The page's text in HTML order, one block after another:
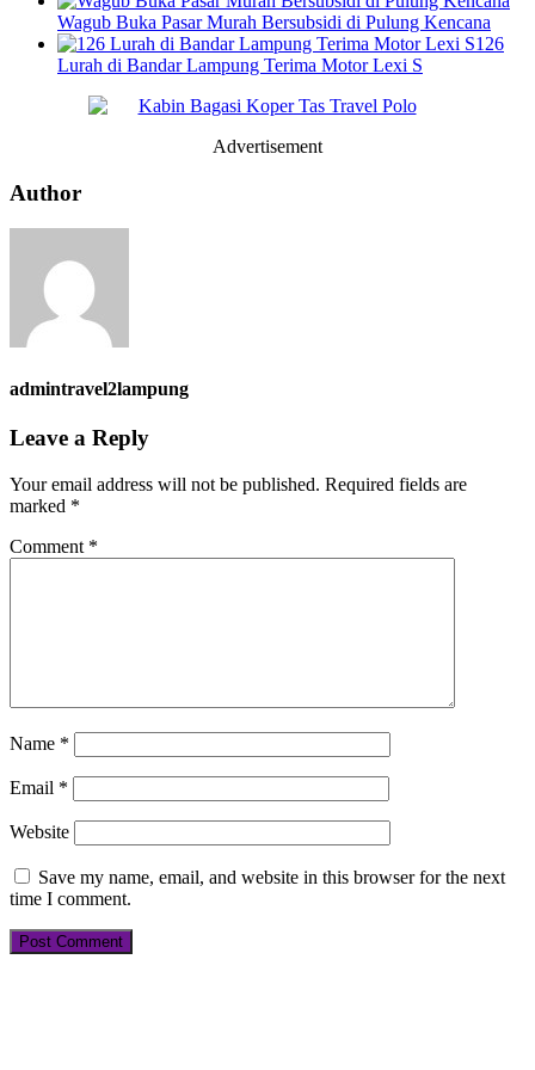
Wagub Buka Pasar Murah Bersubsidi di Pulung Kencana
126
Lurah di Bandar Lampung Terima Motor Lexi S
Advertisement
Author
admintravel2lampung
Leave a Reply
Your email address will not be published. Required fields are
marked *
Comment *
Name *
Email *
Website
Save my name, email, and website in this browser for the next
time I comment.